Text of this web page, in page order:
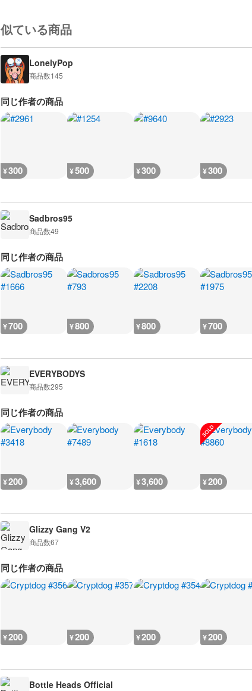
似ている商品
LonelyPop
商品数145
同じ作者の商品
¥300 ¥500 ¥300 ¥300
Sadbros95
商品数49
同じ作者の商品
¥700 ¥800 ¥800 ¥700
EVERYBODYS
商品数295
同じ作者の商品
¥200 ¥3,600 ¥3,600 ¥200
Glizzy Gang V2
商品数67
同じ作者の商品
¥200 ¥200 ¥200 ¥200
Bottle Heads Official